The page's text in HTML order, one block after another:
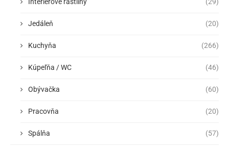
Jedáleň (20)
Kuchyňa (266)
Kúpeľňa / WC (46)
Obývačka (60)
Pracovňa (20)
Spálňa (57)